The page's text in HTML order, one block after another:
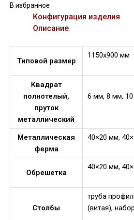
В избранное
Конфигурация изделия
Описание
Типовой размер
1150х900 мм
Квадрат
полнотелый,
пруток
металлический
6 мм, 8 мм,
Металлическая
ферма
40×20 мм,
Обрешетка
40×20 мм,
Столбы
труба
(витая),